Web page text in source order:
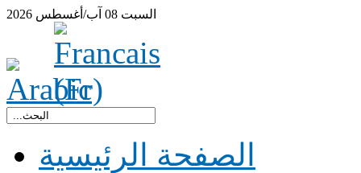
السبت 08 آب/أغسطس 2026
الصفحة الرئيسية